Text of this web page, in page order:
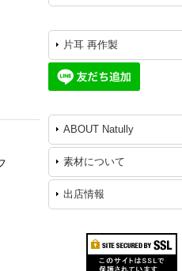
片耳 再作製
ABOUT Natully
素材について
出店情報